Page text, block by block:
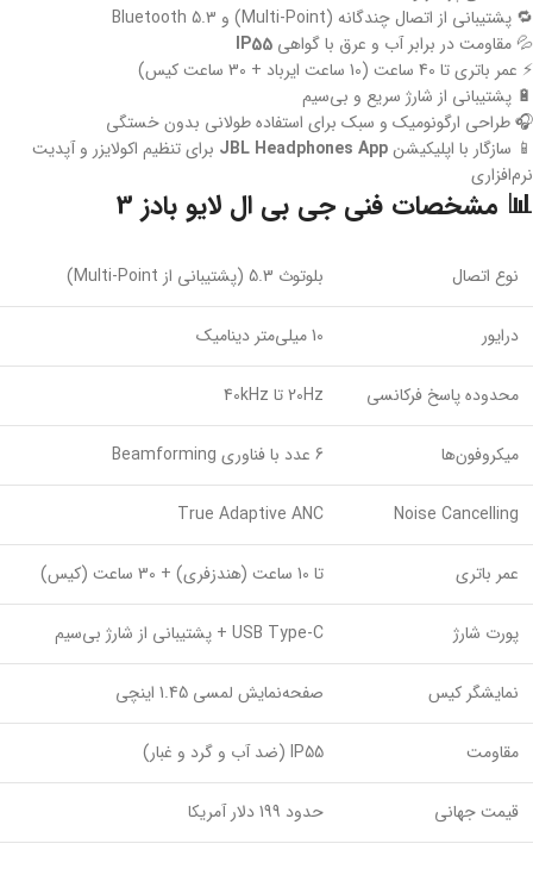
🔁 پشتیبانی از اتصال چندگانه (Multi-Point) و Bluetooth 5.3
💦 مقاومت در برابر آب و عرق با گواهی IP55
⚡ عمر باتری تا 40 ساعت (10 ساعت ایرباد + 30 ساعت کیس)
🔋 پشتیبانی از شارژ سریع و بی‌سیم
🎧 طراحی ارگونومیک و سبک برای استفاده طولانی بدون خستگی
📱 سازگار با اپلیکیشنJBL Headphones App برای تنظیم اکولایزر و آپدیت
نرم‌افزاری
📊 مشخصات فنی جی بی ال لایو بادز 3
نوع اتصال بلوتوث 5.3 (پشتیبانی از Multi-Point)
درایور 10 میلی‌متر دینامیک
محدوده پاسخ فرکانسی 20Hz تا 40kHz
میکروفون‌ها 6 عدد با فناوری Beamforming
Noise Cancelling
True Adaptive ANC
عمر باتری تا 10 ساعت (هندزفری) + 30 ساعت (کیس)
پورت شارژ USB Type-C + پشتیبانی از شارژ بی‌سیم
نمایشگر کیس صفحه‌نمایش لمسی 1.45 اینچی
مقاومت IP55 (ضد آب و گرد و غبار)
قیمت جهانی حدود 199 دلار آمریکا